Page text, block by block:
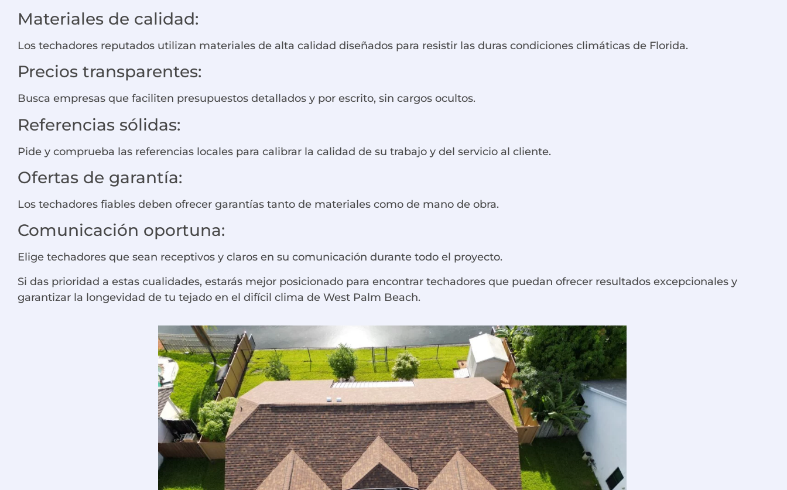
Materiales de calidad:
Los techadores reputados utilizan materiales de alta calidad diseñados para resistir las duras condiciones climáticas de Florida.
Precios transparentes:
Busca empresas que faciliten presupuestos detallados y por escrito, sin cargos ocultos.
Referencias sólidas:
Pide y comprueba las referencias locales para calibrar la calidad de su trabajo y del servicio al cliente.
Ofertas de garantía:
Los techadores fiables deben ofrecer garantías tanto de materiales como de mano de obra.
Comunicación oportuna:
Elige techadores que sean receptivos y claros en su comunicación durante todo el proyecto.
Si das prioridad a estas cualidades, estarás mejor posicionado para encontrar techadores que puedan ofrecer resultados excepcionales y
garantizar la longevidad de tu tejado en el difícil clima de West Palm Beach.